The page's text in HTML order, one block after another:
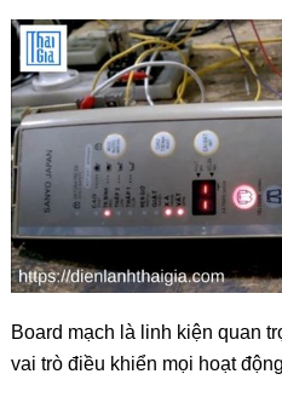
Board mạch là linh kiện quan
vai trò điều khiển mọi hoạt